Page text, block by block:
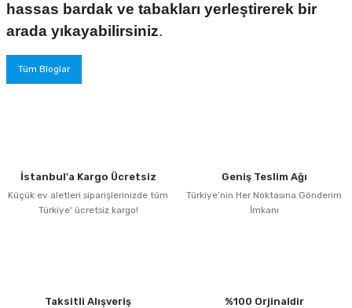
hassas bardak ve tabakları yerleştirerek bir
arada yıkayabilirsiniz.
Tüm Bloglar
İstanbul'a Kargo Ücretsiz
Küçük ev aletleri siparişlerinizde tüm
Türkiye' ücretsiz kargo!
Geniş Teslim Ağı
Türkiye’nin Her Noktasına Gönderim
İmkanı
Taksitli Alışveriş %100 Orjinaldir